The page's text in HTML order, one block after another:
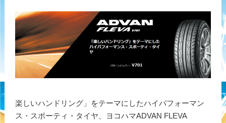
楽しいハンドリング」をテーマにしたハイパフォーマン
ス・スポーティ・タイヤ、ヨコハマADVAN FLEVA